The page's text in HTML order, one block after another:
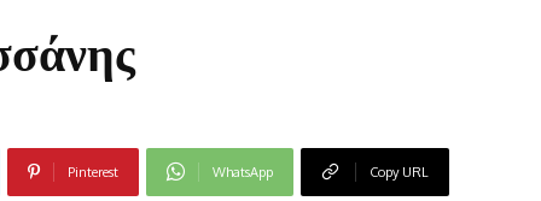
Pinterest WhatsApp Copy URL